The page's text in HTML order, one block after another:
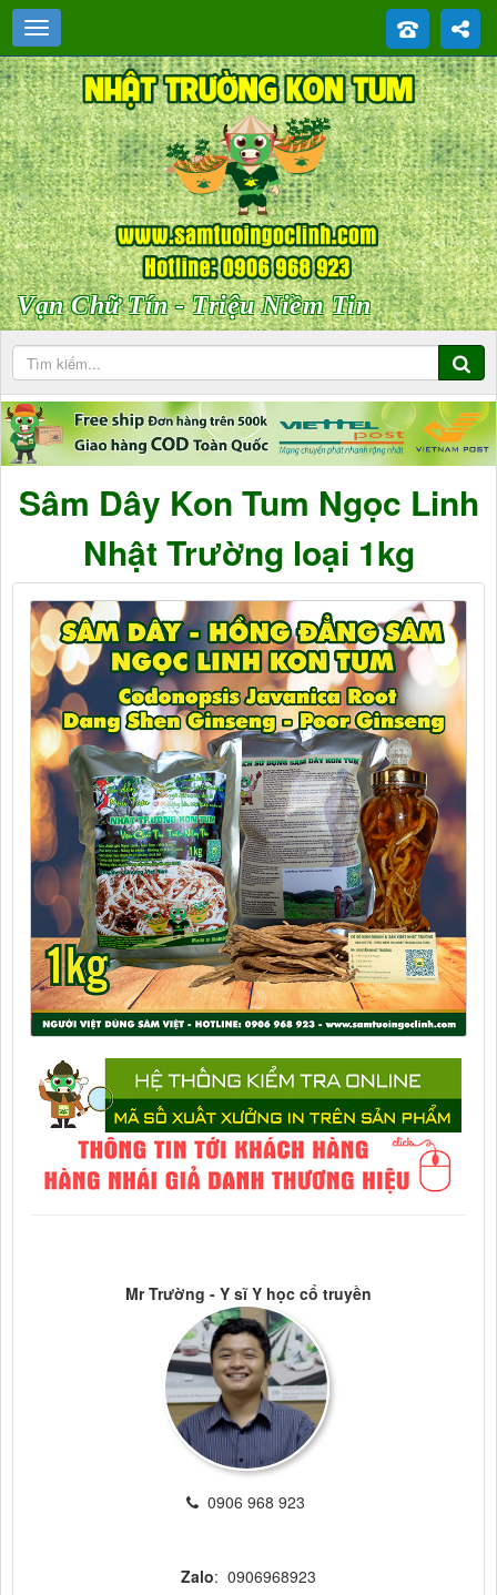
Vạn Chữ Tín - Triệu Niềm Tin
Sâm Dây Kon Tum Ngọc Linh
Nhật Trường loại 1kg
Mr Trường - Y sĩ Y học cổ truyền
0906 968 923
Zalo: 0906968923